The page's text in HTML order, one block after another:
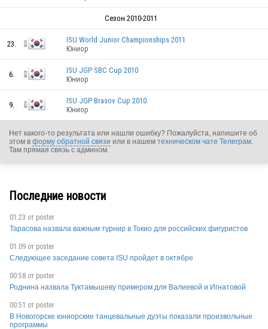
KOR
Сезон 2010-2011
23.
KOR
ISU World Junior Championships 2011
Юниор
6.
ISU JGP SBC Cup 2010
Юниор
9.
ISU JGP Brasov Cup 2010
Юниор
Нет какого-то результата или нашли ошибку? Пожалуйста, напишите об
этом в форму обратной связи или в нашем техническом чате Телеграм.
Там прямая связь с админом.
Последние новости
01:23 от poster
Тарасова назвала важным турнир в Токио для российских фигуристов
01:09 от poster
Следующее заседание совета ISU пройдет в октябре
00:58 от poster
Роднина назвала Туктамышеву примером для Валиевой и Игнатовой
00:51 от poster
В Новогорске юниорские танцевальные дуэты показали произвольные
программы